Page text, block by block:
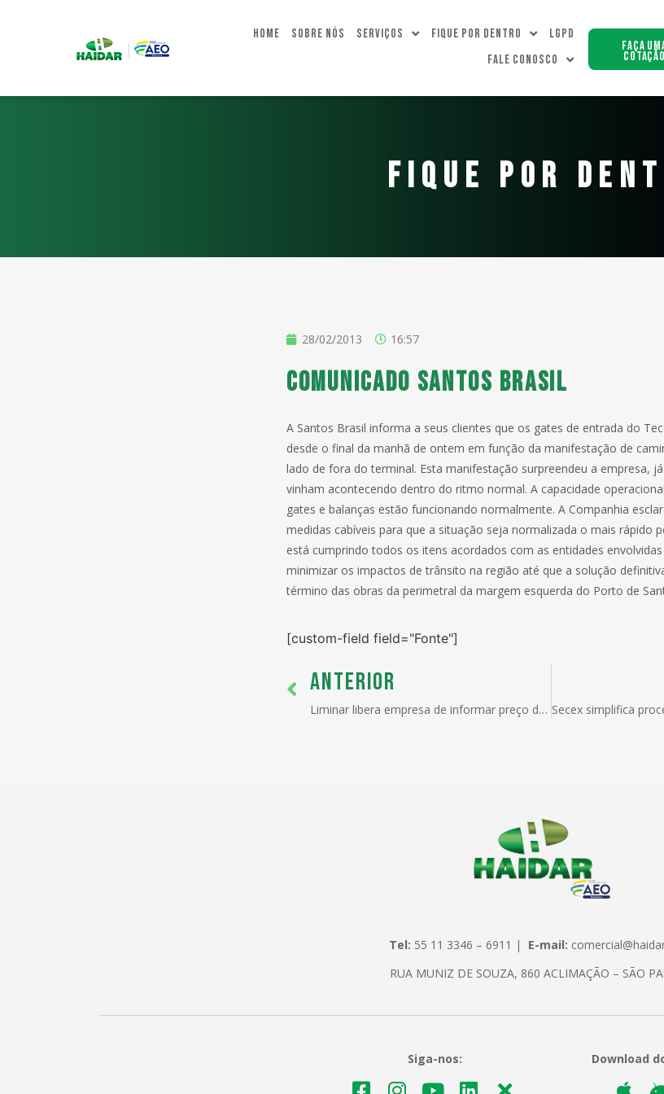
Home Sobre Nós Serviços Fique Por dentro
LGPD
Fale Conosco
Faça
Cotação
FIQUE POR
28/02/2013 16:57
Comunicado Santos Brasil
A Santos Brasil informa a seus clientes que os gates de entrada do
desde o final da manhã de ontem em função da manifestação de
lado de fora do terminal. Esta manifestação surpreendeu a empresa,
vinham acontecendo dentro do ritmo normal. A capacidade
gates e balanças estão funcionando normalmente. A Companhia
medidas cabíveis para que a situação seja normalizada o mais rápido
está cumprindo todos os itens acordados com as entidades
minimizar os impactos de trânsito na região até que a solução
término das obras da perimetral da margem esquerda do Porto de
[custom-field field="Fonte"]
ANTERIOR
Liminar libera empresa de informar preço de importação
Tel: 55 11 3346 – 6911 | E-mail:
RUA MUNIZ DE SOUZA, 860 ACLIMAÇÃO – SÃO
Siga-nos: Download